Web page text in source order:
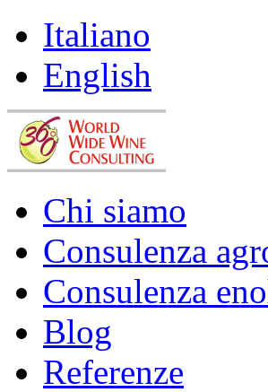
Italiano
English
Chi siamo
Consulenza
Consulenza
Blog
Referenze